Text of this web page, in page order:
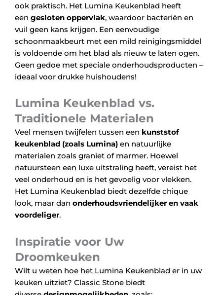
ook praktisch. Het Lumina Keukenblad heeft
een gesloten oppervlak, waardoor bacteriën en
vuil geen kans krijgen. Een eenvoudige
schoonmaakbeurt met een mild reinigingsmiddel
is voldoende om het blad als nieuw te laten ogen.
Geen gedoe met speciale onderhoudsproducten –
ideaal voor drukke huishoudens!
Lumina Keukenblad vs.
Traditionele Materialen
Veel mensen twijfelen tussen een kunststof
keukenblad (zoals Lumina) en natuurlijke
materialen zoals graniet of marmer. Hoewel
natuursteen een luxe uitstraling heeft, vereist het
veel onderhoud en is het gevoelig voor vlekken.
Het Lumina Keukenblad biedt dezelfde chique
look, maar dan onderhoudsvriendelijker en vaak
voordeliger.
Inspiratie voor Uw
Droomkeuken
Wilt u weten hoe het Lumina Keukenblad er in uw
keuken uitziet? Classic Stone biedt